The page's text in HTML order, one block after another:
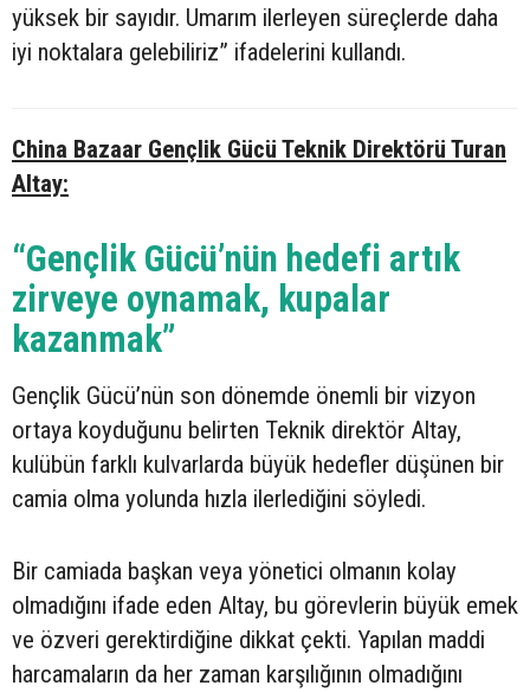
yüksek bir sayıdır. Umarım ilerleyen süreçlerde daha
iyi noktalara gelebiliriz” ifadelerini kullandı.
China Bazaar Gençlik Gücü Teknik Direktörü Turan
Altay:
“Gençlik Gücü’nün hedefi artık
zirveye oynamak, kupalar
kazanmak”
Gençlik Gücü’nün son dönemde önemli bir vizyon
ortaya koyduğunu belirten Teknik direktör Altay,
kulübün farklı kulvarlarda büyük hedefler düşünen bir
camia olma yolunda hızla ilerlediğini söyledi.
Bir camiada başkan veya yönetici olmanın kolay
olmadığını ifade eden Altay, bu görevlerin büyük emek
ve özveri gerektirdiğine dikkat çekti. Yapılan maddi
harcamaların da her zaman karşılığının olmadığını